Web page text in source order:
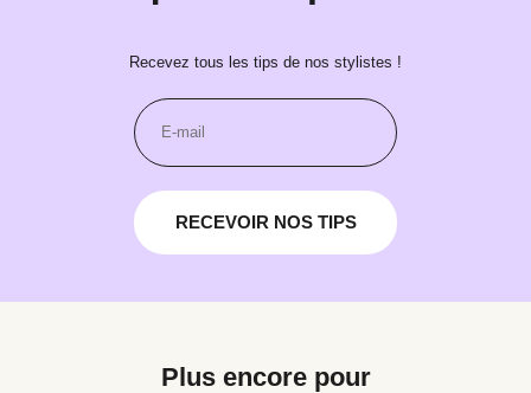
Recevez tous les tips de nos stylistes !
RECEVOIR NOS TIPS
Plus encore pour